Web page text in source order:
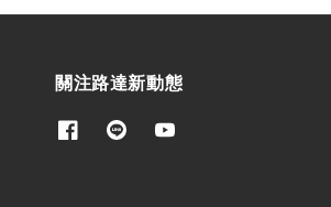
關注路達新動態